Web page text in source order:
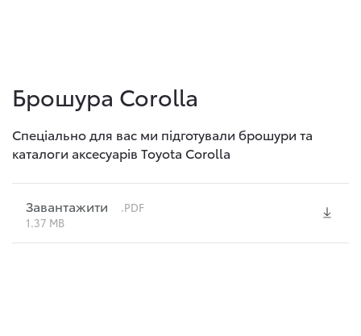
Брошура Corolla
Спеціально для вас ми підготували брошури та
каталоги аксесуарів Toyota Corolla
Завантажити
.PDF
1.37 MB